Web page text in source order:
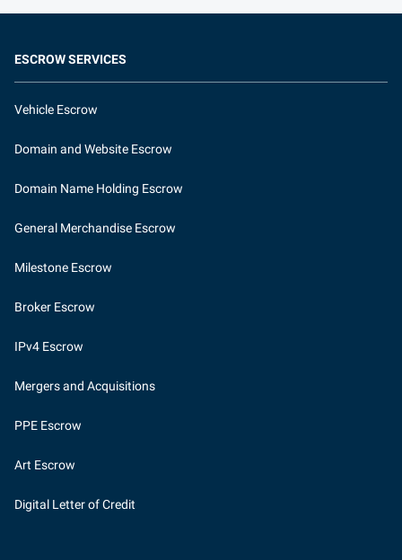
ESCROW SERVICES
Vehicle Escrow
Domain and Website Escrow
Domain Name Holding Escrow
General Merchandise Escrow
Milestone Escrow
Broker Escrow
IPv4 Escrow
Mergers and Acquisitions
PPE Escrow
Art Escrow
Digital Letter of Credit